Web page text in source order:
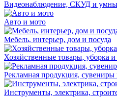
Видеонаблюдение, СКУД и
Авто и мото
Мебель, интерьер, дом и посуда
Хозяйственные товары, уборка и
Рекламная продукция,
Инструменты, электрика,